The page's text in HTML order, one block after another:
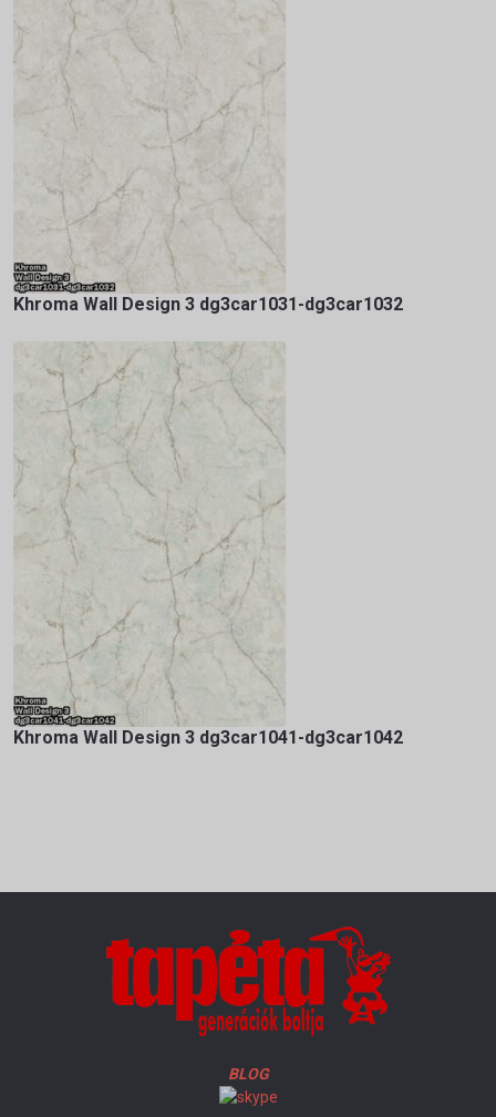
Khroma Wall Design 3 dg3car1031-dg3car1032
Khroma Wall Design 3 dg3car1041-dg3car1042
BLOG